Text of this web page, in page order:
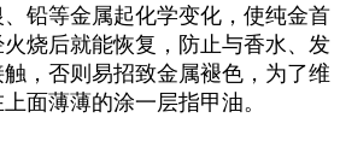
铅等金属起化学变化，使纯金首
烧后就能恢复，防止与香水、发
，否则易招致金属褪色，为了维
面薄薄的涂一层指甲油。